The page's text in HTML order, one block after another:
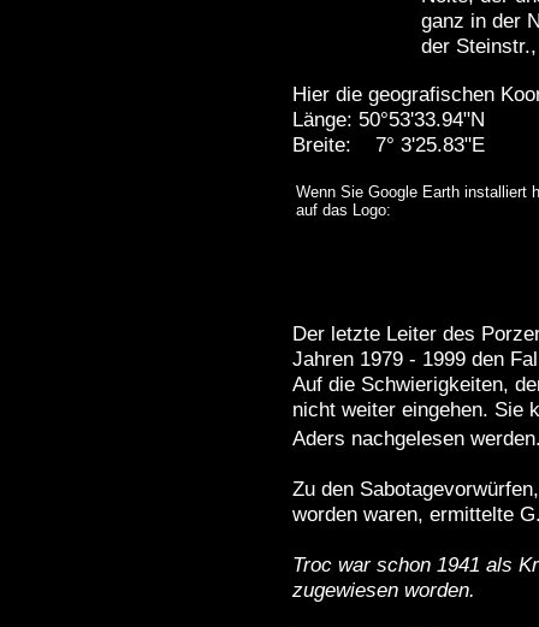
ganz in der
der
Hier die geografischen
Länge: 50°53'33.94"N
Breite: 7° 3'25.83"E
Wenn Sie Google Earth installiert
auf das Logo:
Der letzte Leiter des
Jahren 1979 - 1999 den
Auf die Schwierigkeiten,
nicht weiter eingehen. Sie
Aders nachgelesen
Zu den
worden waren, ermittelte
Troc war schon 1941 als
zugewiesen worden.